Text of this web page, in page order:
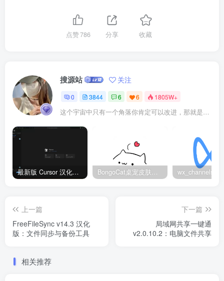
点赞786 分享 收藏
搜源站 关注
0 3844 6 6 1805W+
这个宇宙中只有一个角落你肯定可以改进，那就是你自己
最新版 Cursor 汉化设置中文教程（两种简单方法，附中文语言包下载） BongoCat桌宠皮肤包大全：20款主题皮肤免费下载
上一篇
FreeFileSync v14.3 汉化
版：文件同步与备份工具
下一篇
局域网共享一键通
v2.0.10.2：电脑文件共享
相关推荐